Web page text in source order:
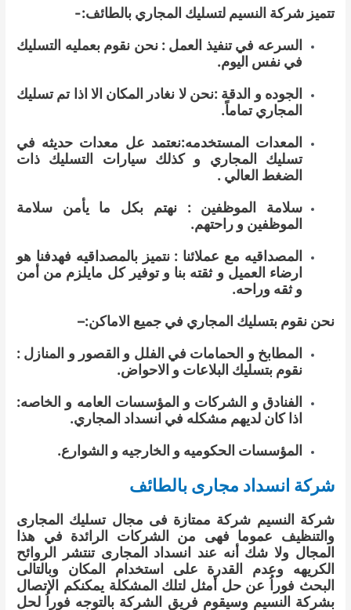
تتميز شركة النسيم لتسليك المجاري بالطائف:-
السرعه في تنفيذ العمل : نحن نقوم بعمليه التسليك
في نفس اليوم.
الجوده و الدقة :نحن لا نغادر المكان الا اذا تم تسليك
المجاري تماماً.
المعدات المستخدمه:نعتمد عل معدات حديثه في
تسليك المجاري و كذلك سيارات التسليك ذات
الضغط العالي .
سلامة الموظفين : نهتم بكل ما يأمن سلامة
الموظفين و راحتهم.
المصداقيه مع عملائنا : نتميز بالمصداقيه فهدفنا هو
ارضاء العميل و ثقته بنا و توفير كل مايلزم من أمن
و ثقه وراحه.
نحن نقوم بتسليك المجاري في جميع الاماكن:–
المطابخ و الحمامات في الفلل و القصور و المنازل :
نقوم بتسليك البلاعات و الاحواض.
الفنادق و الشركات و المؤسسات العامه و الخاصه:
اذا كان لديهم مشكله في انسداد المجاري.
المؤسسات الحكوميه و الخارجيه و الشوارع.
شركة انسداد مجارى بالطائف
شركة النسيم شركة ممتازة فى مجال تسليك المجارى
والتنظيف عموما فهى من الشركات الرائدة في هذا
المجال ولا شك أنه عند انسداد المجارى تنتشر الروائح
الكريهه وعدم القدرة على استخدام المكان وبالتالى
البحث فوراُ عن حل أمثل لتلك المشكلة يمكنكم الإتصال
بشركة النسيم وسيقوم فريق الشركة بالتوجه فوراُ لحل